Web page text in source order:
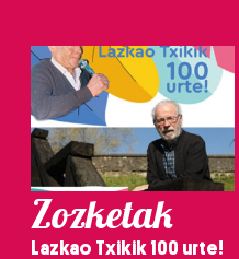
Zozketak
Lazkao Txikik 100 urte!